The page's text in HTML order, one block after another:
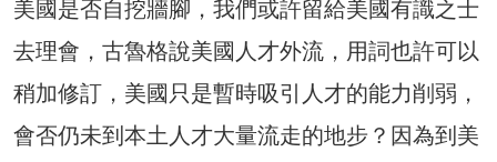
美國是否自挖牆腳，我們或許留給美國有識之士
去理會，古魯格說美國人才外流，用詞也許可以
稍加修訂，美國只是暫時吸引人才的能力削弱，
會否仍未到本土人才大量流走的地步？因為到美